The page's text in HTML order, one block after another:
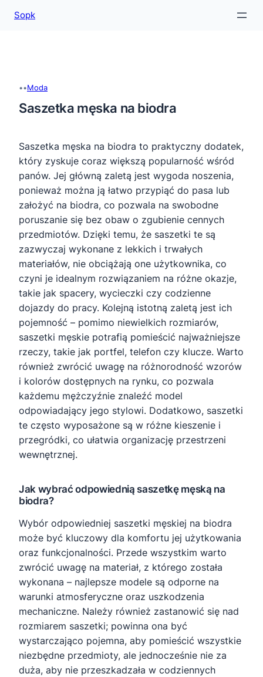
treści
Sopk
••Moda
Saszetka męska na biodra
Saszetka męska na biodra to praktyczny dodatek,
który zyskuje coraz większą popularność wśród
panów. Jej główną zaletą jest wygoda noszenia,
ponieważ można ją łatwo przypiąć do pasa lub
założyć na biodra, co pozwala na swobodne
poruszanie się bez obaw o zgubienie cennych
przedmiotów. Dzięki temu, że saszetki te są
zazwyczaj wykonane z lekkich i trwałych
materiałów, nie obciążają one użytkownika, co
czyni je idealnym rozwiązaniem na różne okazje,
takie jak spacery, wycieczki czy codzienne
dojazdy do pracy. Kolejną istotną zaletą jest ich
pojemność – pomimo niewielkich rozmiarów,
saszetki męskie potrafią pomieścić najważniejsze
rzeczy, takie jak portfel, telefon czy klucze. Warto
również zwrócić uwagę na różnorodność wzorów
i kolorów dostępnych na rynku, co pozwala
każdemu mężczyźnie znaleźć model
odpowiadający jego stylowi. Dodatkowo, saszetki
te często wyposażone są w różne kieszenie i
przegródki, co ułatwia organizację przestrzeni
wewnętrznej.
Jak wybrać odpowiednią saszetkę męską na
biodra?
Wybór odpowiedniej saszetki męskiej na biodra
może być kluczowy dla komfortu jej użytkowania
oraz funkcjonalności. Przede wszystkim warto
zwrócić uwagę na materiał, z którego została
wykonana – najlepsze modele są odporne na
warunki atmosferyczne oraz uszkodzenia
mechaniczne. Należy również zastanowić się nad
rozmiarem saszetki; powinna ona być
wystarczająco pojemna, aby pomieścić wszystkie
niezbędne przedmioty, ale jednocześnie nie za
duża, aby nie przeszkadzała w codziennych